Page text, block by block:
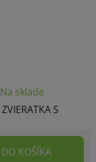
Na sklade
ZVIERATKA S
DO KOŠÍKA